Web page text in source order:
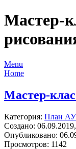
Мастер-
Menu
Home
Мастер-
Категория: План
Создано:
Опубликовано:
Просмотров: 1142